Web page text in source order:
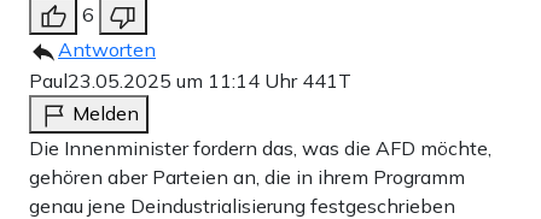
6
Antworten
Paul23.05.2025 um 11:14 Uhr 441T
Melden
Die Innenminister fordern das, was die AFD möchte,
gehören aber Parteien an, die in ihrem Programm
genau jene Deindustrialisierung festgeschrieben